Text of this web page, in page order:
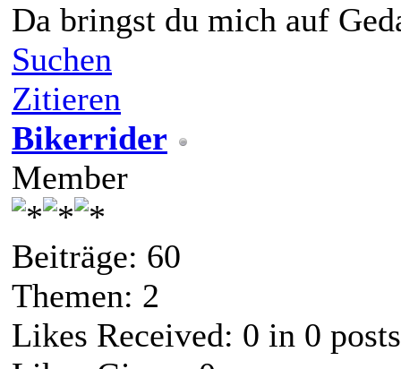
Da bringst du mich auf
Suchen
Zitieren
Bikerrider
Member
Beiträge: 60
Themen: 2
Likes Received: 0 in 0 posts